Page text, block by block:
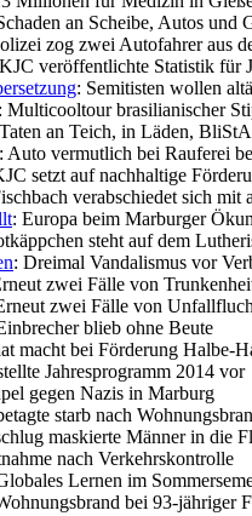
an Scheibe, Autos und
zog zwei Autofahrer aus
veröffentlichte Statistik für
: Semitisten wollen
Multicooltour brasilianischer
an Teich, in Läden,
: Auto vermutlich bei Rauferei
setzt auf nachhaltige
verabschiedet sich mit
: Europa beim Marburger
steht auf dem
: Dreimal Vandalismus vor
zwei Fälle von
zwei Fälle von
blieb ohne Beute
macht bei Förderung Halbe-
Jahresprogramm 2014 vor
gegen Nazis in Marburg
starb nach
maskierte Männer in die
nach Verkehrskontrolle
Lernen im
bei 93-jähriger